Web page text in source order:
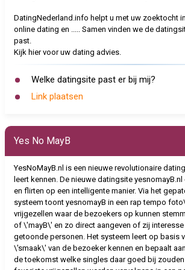
DatingNederland.info helpt u met uw zoektocht
online dating en ..... Samen vinden we de
past.
Kijk hier voor uw dating advies.
Welke datingsite past er bij mij?
Link plaatsen
Yes No MayB
YesNoMayB.nl is een nieuwe revolutionaire
leert kennen. De nieuwe datingsite
en flirten op een intelligente manier. Via het
systeem toont yesnomayB in een rap tempo
vrijgezellen waar de bezoekers op kunnen
of \'mayB\' en zo direct aangeven of zij
getoonde personen. Het systeem leert op basis
\'smaak\' van de bezoeker kennen en bepaalt
de toekomst welke singles daar goed bij